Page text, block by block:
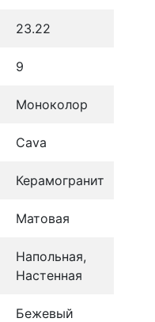
23.22
9
Моноколор
Cava
Керамогранит
Матовая
Напольная,
Настенная
Бежевый